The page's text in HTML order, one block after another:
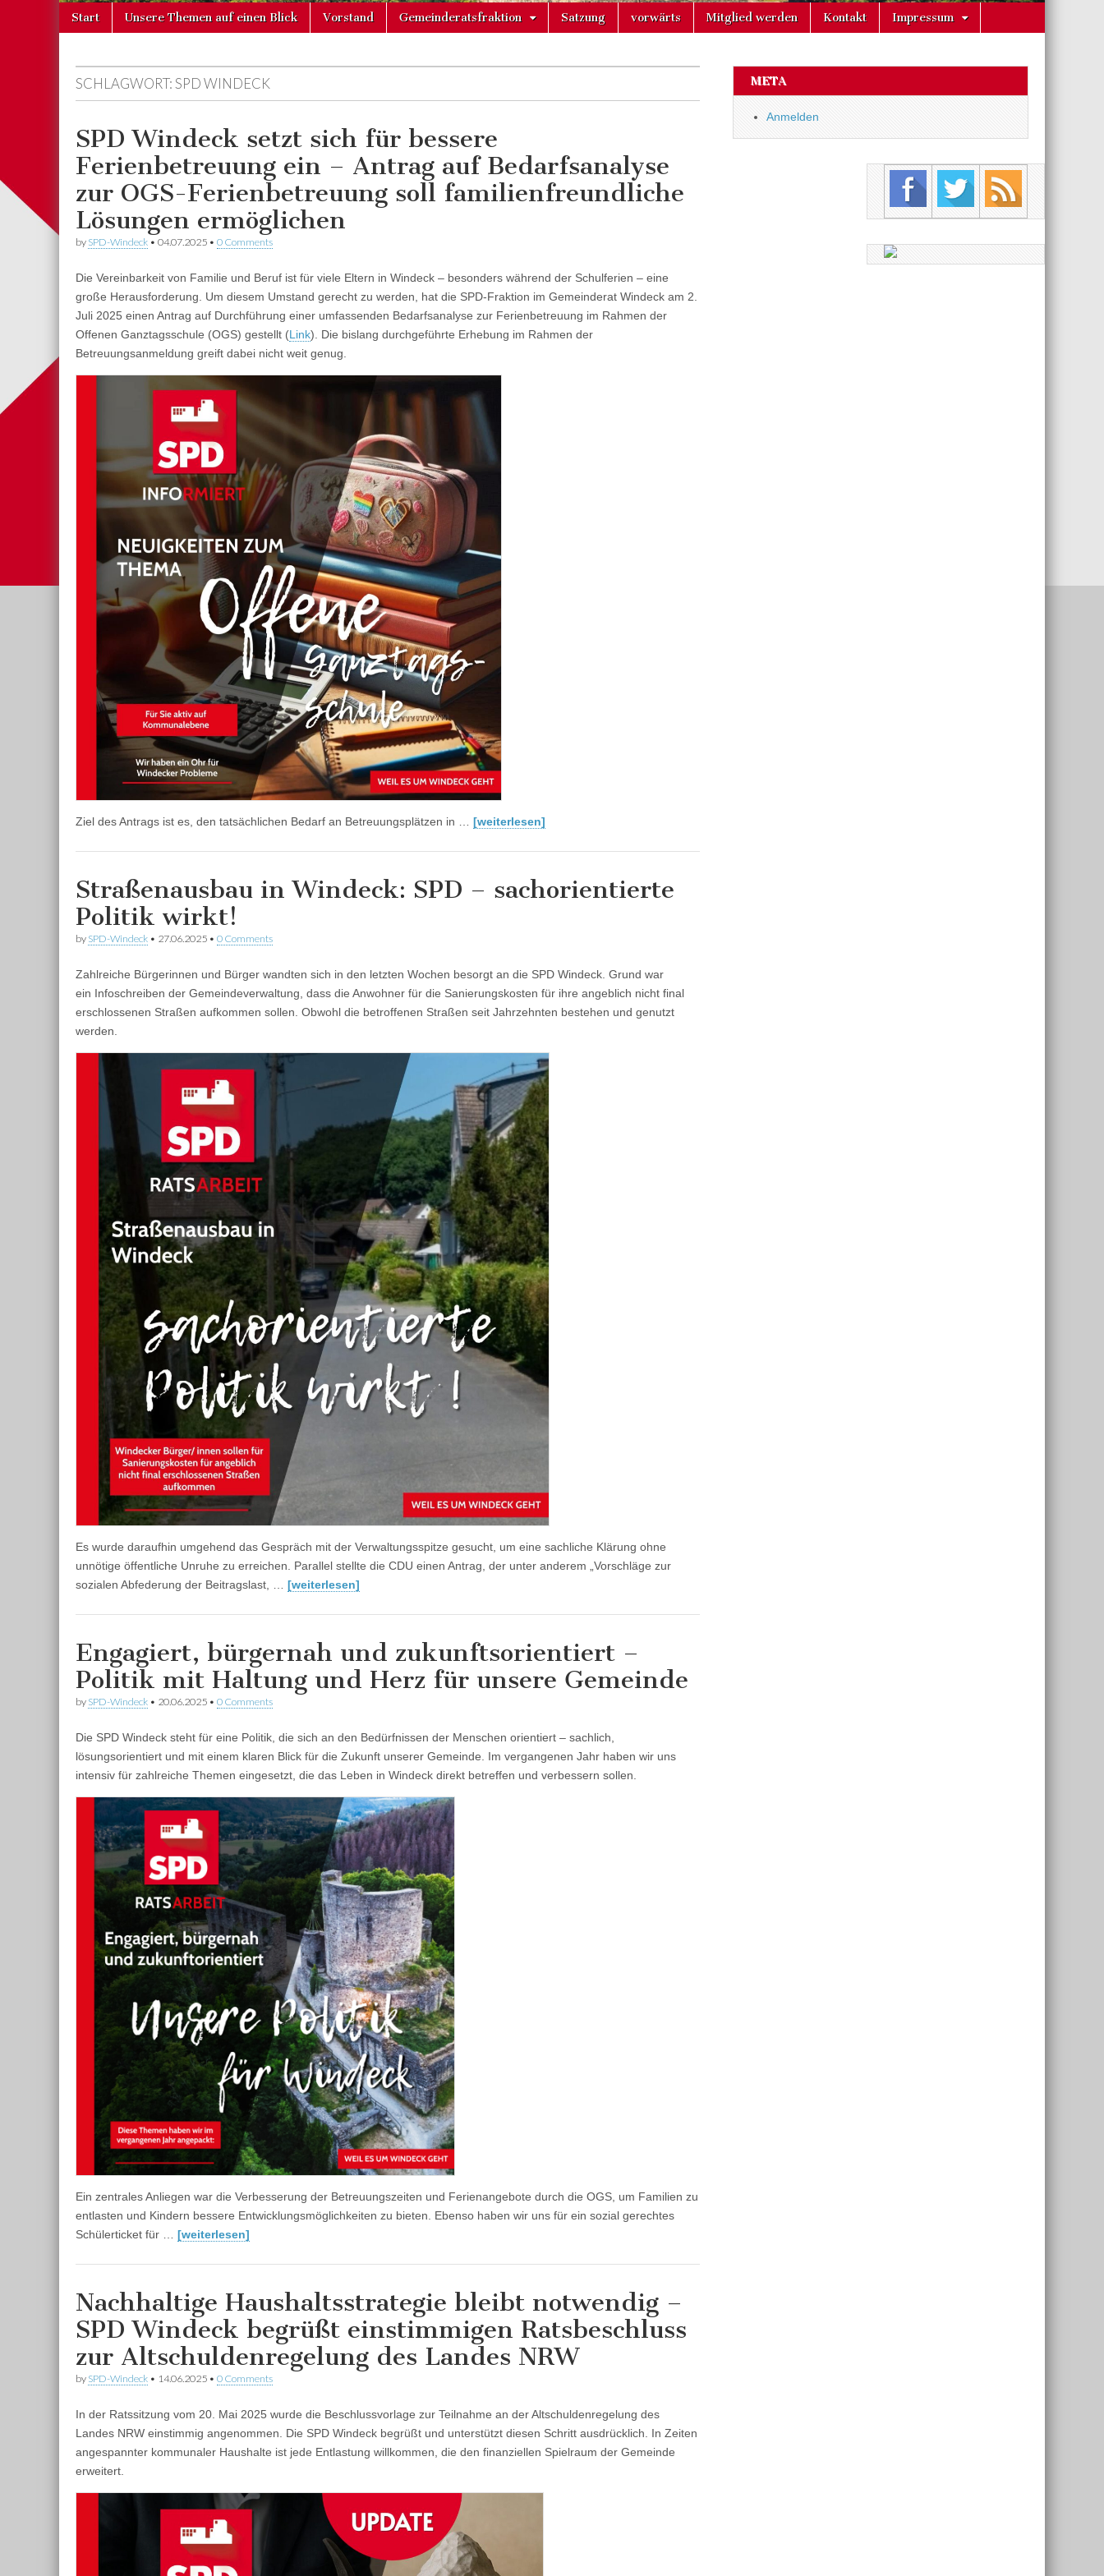
Main
menu
Skip
Start Unsere Themen auf einen Blick Vorstand Gemeinderatsfraktion Satzung vorwärts Mitglied werden Kontakt Impressum
SCHLAGWORT:SPD WINDECK
SPD Windeck setzt sich für bessere
Ferienbetreuung ein – Antrag auf Bedarfsanalyse
zur OGS-Ferienbetreuung soll familienfreundliche
Lösungen ermöglichen
by SPD-Windeck • 04.07.2025 • 0 Comments
Die Vereinbarkeit von Familie und Beruf ist für viele Eltern in Windeck – besonders während der Schulferien – eine
große Herausforderung. Um diesem Umstand gerecht zu werden, hat die SPD-Fraktion im Gemeinderat Windeck am 2.
Juli 2025 einen Antrag auf Durchführung einer umfassenden Bedarfsanalyse zur Ferienbetreuung im Rahmen der
Offenen Ganztagsschule (OGS) gestellt (Link). Die bislang durchgeführte Erhebung im Rahmen der
Betreuungsanmeldung greift dabei nicht weit genug.
Ziel des Antrags ist es, den tatsächlichen Bedarf an Betreuungsplätzen in … [weiterlesen]
Straßenausbau in Windeck: SPD – sachorientierte
Politik wirkt!
by SPD-Windeck • 27.06.2025 • 0 Comments
Zahlreiche Bürgerinnen und Bürger wandten sich in den letzten Wochen besorgt an die SPD Windeck. Grund war
ein Infoschreiben der Gemeindeverwaltung, dass die Anwohner für die Sanierungskosten für ihre angeblich nicht final
erschlossenen Straßen aufkommen sollen. Obwohl die betroffenen Straßen seit Jahrzehnten bestehen und genutzt
werden.
Es wurde daraufhin umgehend das Gespräch mit der Verwaltungsspitze gesucht, um eine sachliche Klärung ohne
unnötige öffentliche Unruhe zu erreichen. Parallel stellte die CDU einen Antrag, der unter anderem „Vorschläge zur
sozialen Abfederung der Beitragslast, … [weiterlesen]
Engagiert, bürgernah und zukunftsorientiert –
Politik mit Haltung und Herz für unsere Gemeinde
by SPD-Windeck • 20.06.2025 • 0 Comments
Die SPD Windeck steht für eine Politik, die sich an den Bedürfnissen der Menschen orientiert – sachlich,
lösungsorientiert und mit einem klaren Blick für die Zukunft unserer Gemeinde. Im vergangenen Jahr haben wir uns
intensiv für zahlreiche Themen eingesetzt, die das Leben in Windeck direkt betreffen und verbessern sollen.
Ein zentrales Anliegen war die Verbesserung der Betreuungszeiten und Ferienangebote durch die OGS, um Familien zu
entlasten und Kindern bessere Entwicklungsmöglichkeiten zu bieten. Ebenso haben wir uns für ein sozial gerechtes
Schülerticket für … [weiterlesen]
Nachhaltige Haushaltsstrategie bleibt notwendig –
SPD Windeck begrüßt einstimmigen Ratsbeschluss
zur Altschuldenregelung des Landes NRW
by SPD-Windeck • 14.06.2025 • 0 Comments
In der Ratssitzung vom 20. Mai 2025 wurde die Beschlussvorlage zur Teilnahme an der Altschuldenregelung des
Landes NRW einstimmig angenommen. Die SPD Windeck begrüßt und unterstützt diesen Schritt ausdrücklich. In Zeiten
angespannter kommunaler Haushalte ist jede Entlastung willkommen, die den finanziellen Spielraum der Gemeinde
erweitert.
META
Anmelden